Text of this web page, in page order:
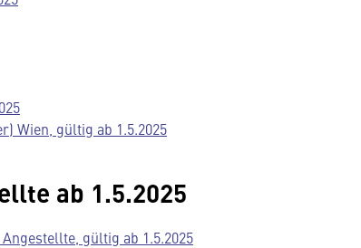
Wien, gültig ab 1.5.2025
ab 1.5.2025
gültig ab 1.5.2025